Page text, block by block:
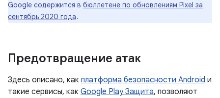
Google содержится в бюллетене по обновлениям Pixel за
сентябрь 2020 года.
Предотвращение атак
Здесь описано, как платформа безопасности Android и
такие сервисы, как Google Play Защита, позволяют